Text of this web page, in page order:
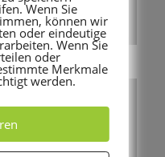
Mathes
Wenn Sie
können wir
oder eindeutige
Wenn Sie
oder
Merkmale
werden.